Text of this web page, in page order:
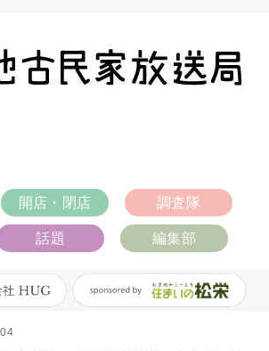
開店・閉店 調査隊
話題 編集部